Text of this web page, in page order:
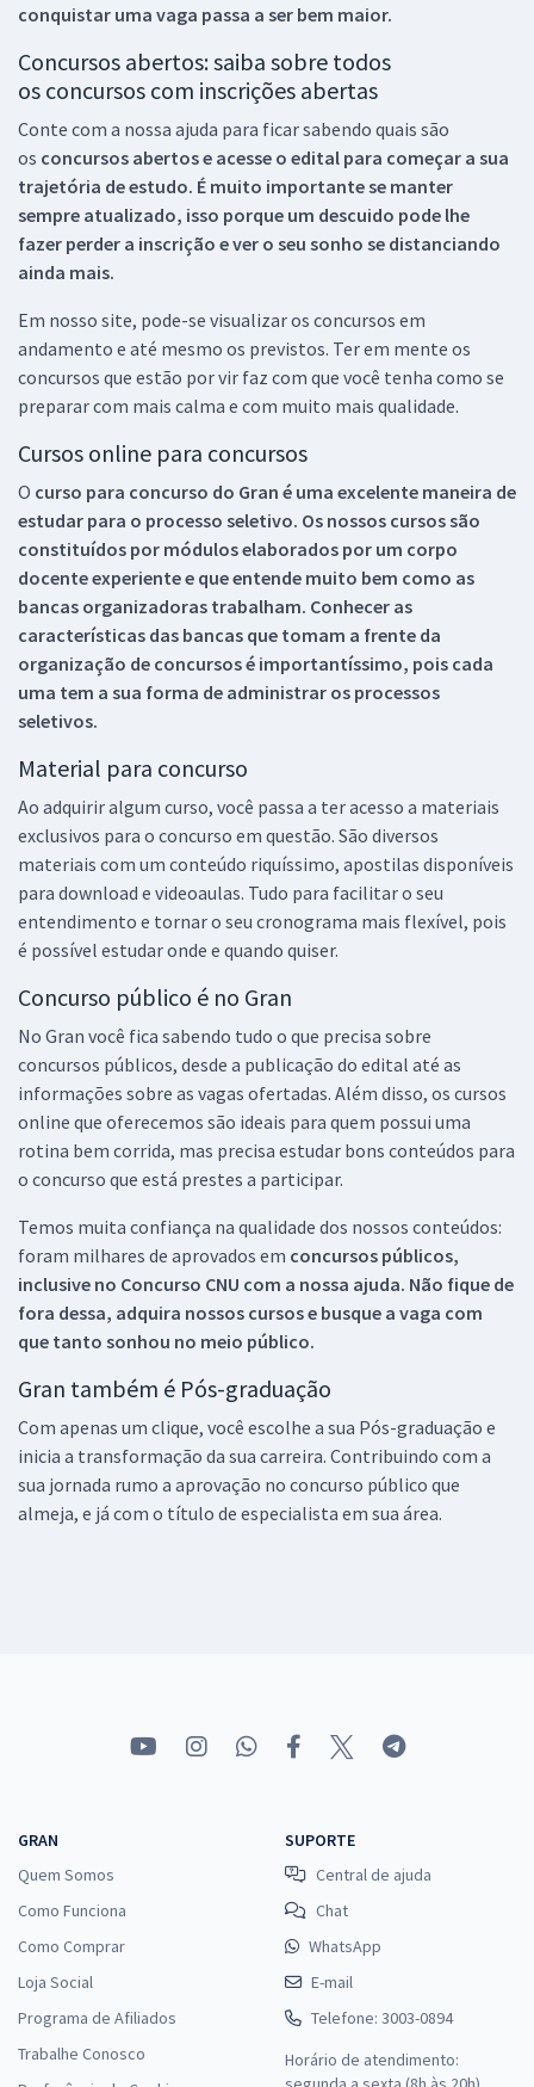
conquistar uma vaga passa a ser bem maior.
Concursos abertos: saiba sobre todos
os concursos com inscrições abertas
Conte com a nossa ajuda para ficar sabendo quais são
os concursos abertos e acesse o edital para começar a sua
trajetória de estudo. É muito importante se manter
sempre atualizado, isso porque um descuido pode lhe
fazer perder a inscrição e ver o seu sonho se distanciando
ainda mais.
Em nosso site, pode-se visualizar os concursos em
andamento e até mesmo os previstos. Ter em mente os
concursos que estão por vir faz com que você tenha como se
preparar com mais calma e com muito mais qualidade.
Cursos online para concursos
O curso para concurso do Gran é uma excelente maneira de
estudar para o processo seletivo. Os nossos cursos são
constituídos por módulos elaborados por um corpo
docente experiente e que entende muito bem como as
bancas organizadoras trabalham. Conhecer as
características das bancas que tomam a frente da
organização de concursos é importantíssimo, pois cada
uma tem a sua forma de administrar os processos
seletivos.
Material para concurso
Ao adquirir algum curso, você passa a ter acesso a materiais
exclusivos para o concurso em questão. São diversos
materiais com um conteúdo riquíssimo, apostilas disponíveis
para download e videoaulas. Tudo para facilitar o seu
entendimento e tornar o seu cronograma mais flexível, pois
é possível estudar onde e quando quiser.
Concurso público é no Gran
No Gran você fica sabendo tudo o que precisa sobre
concursos públicos, desde a publicação do edital até as
informações sobre as vagas ofertadas. Além disso, os cursos
online que oferecemos são ideais para quem possui uma
rotina bem corrida, mas precisa estudar bons conteúdos para
o concurso que está prestes a participar.
Temos muita confiança na qualidade dos nossos conteúdos:
foram milhares de aprovados em concursos públicos,
inclusive no Concurso CNU com a nossa ajuda. Não fique de
fora dessa, adquira nossos cursos e busque a vaga com
que tanto sonhou no meio público.
Gran também é Pós-graduação
Com apenas um clique, você escolhe a sua Pós-graduação e
inicia a transformação da sua carreira. Contribuindo com a
sua jornada rumo a aprovação no concurso público que
almeja, e já com o título de especialista em sua área.
GRAN
Quem Somos
Como Funciona
Como Comprar
Loja Social
Programa de Afiliados
Trabalhe Conosco
SUPORTE
Central de ajuda
Chat
WhatsApp
E-mail
Telefone: 3003-0894
Horário de atendimento: